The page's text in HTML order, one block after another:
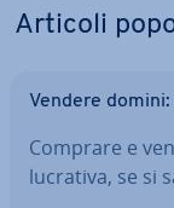
Articoli
Vendere
Comprare e
lucrativa, se si